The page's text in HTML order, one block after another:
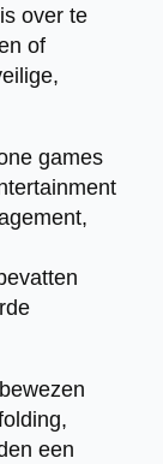
over te
of
games
een